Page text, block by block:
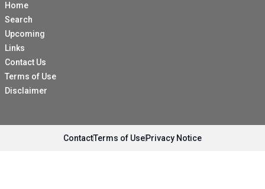
Home
Search
Upcoming
Links
Contact Us
Terms of Use
Disclaimer
ContactTerms of UsePrivacy Notice